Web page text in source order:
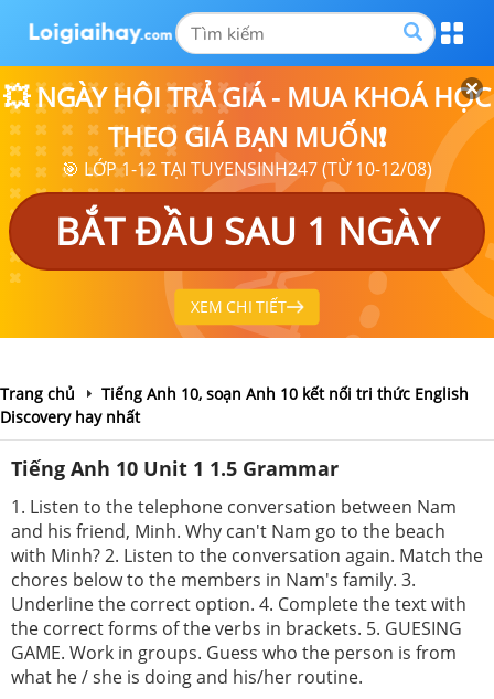
💥 NGÀY HỘI TRẢ GIÁ - MUA KHOÁ HỌC
THEO GIÁ BẠN MUỐN❗
🎯 LỚP 1-12 TẠI TUYENSINH247 (TỪ 10-12/08)
BẮT ĐẦU SAU 1 NGÀY
XEM CHI TIẾT
Trang chủ
Tiếng Anh 10, soạn Anh 10 kết nối tri thức English
Discovery hay nhất
Tiếng Anh 10 Unit 1 1.5 Grammar
1. Listen to the telephone conversation between Nam
and his friend, Minh. Why can't Nam go to the beach
with Minh? 2. Listen to the conversation again. Match the
chores below to the members in Nam's family. 3.
Underline the correct option. 4. Complete the text with
the correct forms of the verbs in brackets. 5. GUESING
GAME. Work in groups. Guess who the person is from
what he / she is doing and his/her routine.